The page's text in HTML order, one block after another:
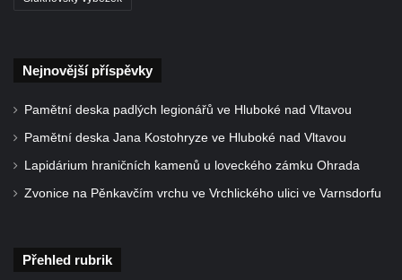
Nejnovější příspěvky
Pamětní deska padlých legionářů ve Hluboké nad Vltavou
Pamětní deska Jana Kostohryze ve Hluboké nad Vltavou
Lapidárium hraničních kamenů u loveckého zámku Ohrada
Zvonice na Pěnkavčím vrchu ve Vrchlického ulici ve Varnsdorfu
Přehled rubrik